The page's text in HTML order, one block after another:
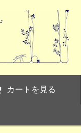
カートを見る